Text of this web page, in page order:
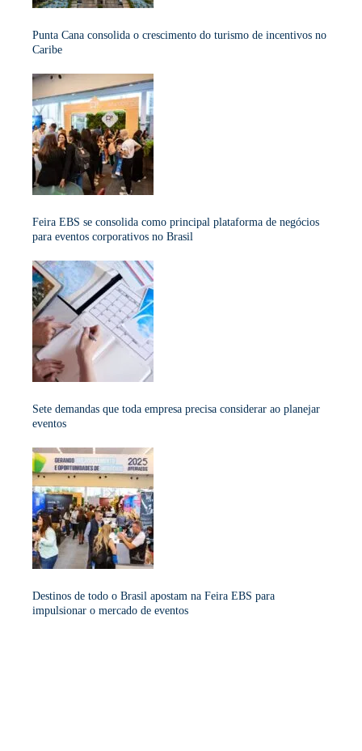
Punta Cana consolida o crescimento do turismo de incentivos no
Caribe
Feira EBS se consolida como principal plataforma de negócios
para eventos corporativos no Brasil
Sete demandas que toda empresa precisa considerar ao planejar
eventos
Destinos de todo o Brasil apostam na Feira EBS para
impulsionar o mercado de eventos